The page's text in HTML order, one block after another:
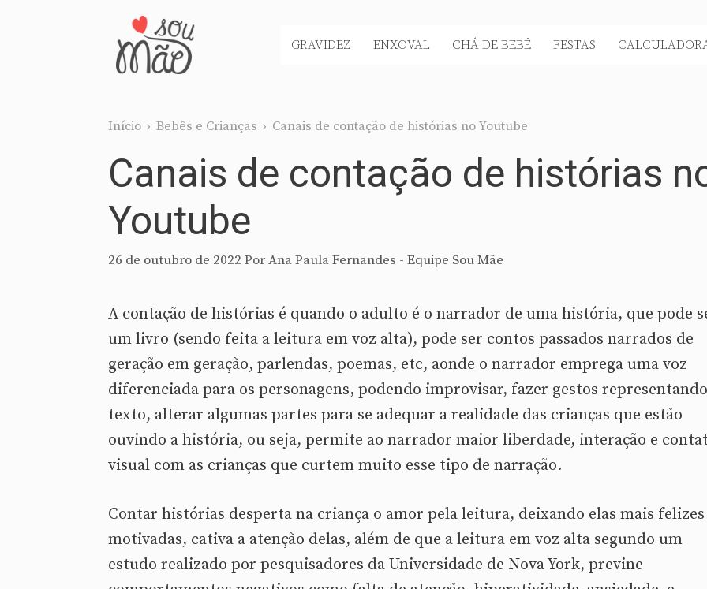
GRAVIDEZ ENXOVAL CHÁ DE BEBÊ FESTAS
Início › Bebês e Crianças › Canais de contação de histórias no Youtube
Canais de contação de histórias
Youtube
26 de outubro de 2022 PorAna Paula Fernandes - Equipe Sou Mãe
A contação de histórias é quando o adulto é o narrador de uma história, que pode
um livro (sendo feita a leitura em voz alta), pode ser contos passados narrados de
geração em geração, parlendas, poemas, etc, aonde o narrador emprega uma voz
diferenciada para os personagens, podendo improvisar, fazer gestos
texto, alterar algumas partes para se adequar a realidade das crianças que estão
ouvindo a história, ou seja, permite ao narrador maior liberdade, interação e
visual com as crianças que curtem muito esse tipo de narração.
Contar histórias desperta na criança o amor pela leitura, deixando elas mais felizes
motivadas, cativa a atenção delas, além de que a leitura em voz alta segundo um
estudo realizado por pesquisadores da Universidade de Nova York, previne